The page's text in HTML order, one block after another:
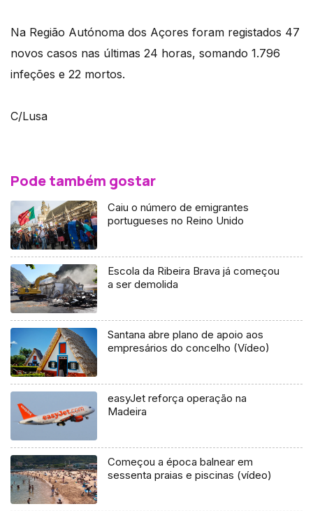
Na Região Autónoma dos Açores foram registados 47
novos casos nas últimas 24 horas, somando 1.796
infeções e 22 mortos.
C/Lusa
Pode também gostar
Caiu o número de emigrantes
portugueses no Reino Unido
Escola da Ribeira Brava já começou
a ser demolida
Santana abre plano de apoio aos
empresários do concelho (Vídeo)
easyJet reforça operação na
Madeira
Começou a época balnear em
sessenta praias e piscinas (vídeo)